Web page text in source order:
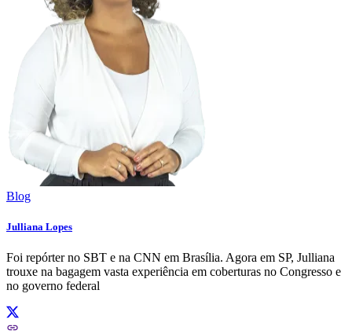
Blog
Julliana Lopes
Foi repórter no SBT e na CNN em Brasília. Agora em SP, Julliana
trouxe na bagagem vasta experiência em coberturas no Congresso e
no governo federal